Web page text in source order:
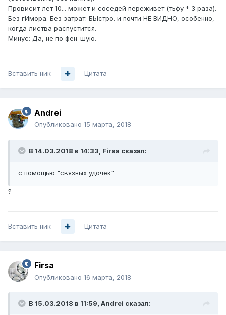
Провисит лет 10... может и соседей переживет (тьфу * 3 раза).
Без гИмора. Без затрат. БЫстро. и почти НЕ ВИДНО, особенно,
когда листва распустится.
Минус: Да, не по фен-шую.
Вставить ник Цитата
Andrei
Опубликовано 15 марта, 2018
В 14.03.2018 в 14:33, Firsa сказал:
с помощью "связных удочек"
?
Вставить ник Цитата
Firsa
Опубликовано 16 марта, 2018
В 15.03.2018 в 11:59, Andrei сказал: